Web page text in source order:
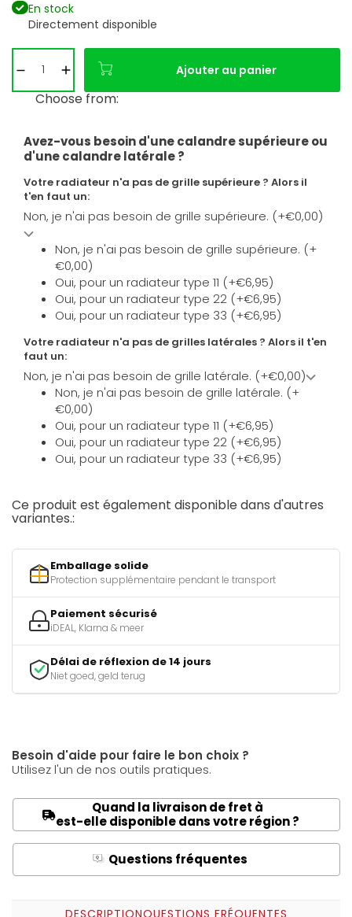
En stock
Directement disponible
Ajouter au panier
Choose from:
Avez-vous besoin d'une calandre supérieure ou
d'une calandre latérale ?
Votre radiateur n'a pas de grille supérieure ? Alors il
t'en faut un:
Non, je n'ai pas besoin de grille supérieure. (+€0,00)
Non, je n'ai pas besoin de grille supérieure. (+
€0,00)
Oui, pour un radiateur type 11 (+€6,95)
Oui, pour un radiateur type 22 (+€6,95)
Oui, pour un radiateur type 33 (+€6,95)
Votre radiateur n'a pas de grilles latérales ? Alors il t'en
faut un:
Non, je n'ai pas besoin de grille latérale. (+€0,00)
Non, je n'ai pas besoin de grille latérale. (+
€0,00)
Oui, pour un radiateur type 11 (+€6,95)
Oui, pour un radiateur type 22 (+€6,95)
Oui, pour un radiateur type 33 (+€6,95)
Ce produit est également disponible dans d'autres
variantes.:
Emballage solide
Protection supplémentaire pendant le transport
Paiement sécurisé
iDEAL, Klarna & meer
Délai de réflexion de 14 jours
Niet goed, geld terug
Besoin d'aide pour faire le bon choix ?
Utilisez l'un de nos outils pratiques.
Quand la livraison de fret à
est-elle disponible dans votre région ?
Q Questions fréquentes